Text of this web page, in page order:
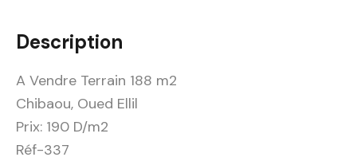
Description
A Vendre Terrain 188 m2
Chibaou, Oued Ellil
Prix: 190 D/m2
Réf-337